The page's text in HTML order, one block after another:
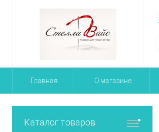
Главная О магазине
Каталог товаров